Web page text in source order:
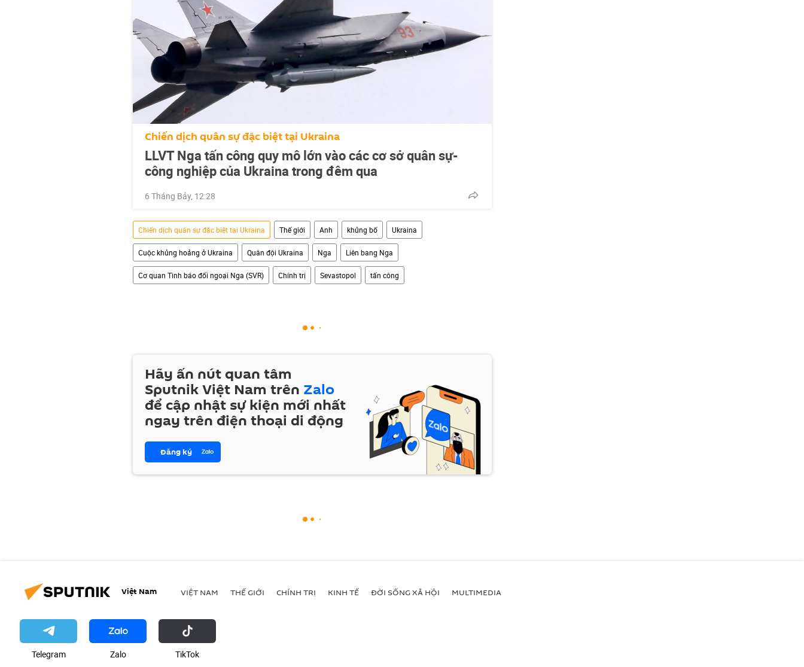
Chiến dịch quân sự đặc biệt tại Ukraina
LLVT Nga tấn công quy mô lớn vào các cơ sở quân sự-
công nghiệp của Ukraina trong đêm qua
6 Tháng Bảy, 12:28
Chiến dịch quân sự đặc biệt tại Ukraina Thế giới Anh khủng bố Ukraina
Cuộc khủng hoảng ở Ukraina Quân đội Ukraina Nga Liên bang Nga
Cơ quan Tình báo đối ngoại Nga (SVR) Chính trị Sevastopol tấn công
Hãy ấn nút quan tâm
Sputnik Việt Nam trên Zalo
để cập nhật sự kiện mới nhất
ngay trên điện thoại di động
Đăng ký
Việt Nam VIỆT NAM THẾ GIỚI CHÍNH TRỊ KINH TẾ ĐỜI SỐNG XÃ HỘI MULTIMEDIA
Telegram Zalo ТikТоk